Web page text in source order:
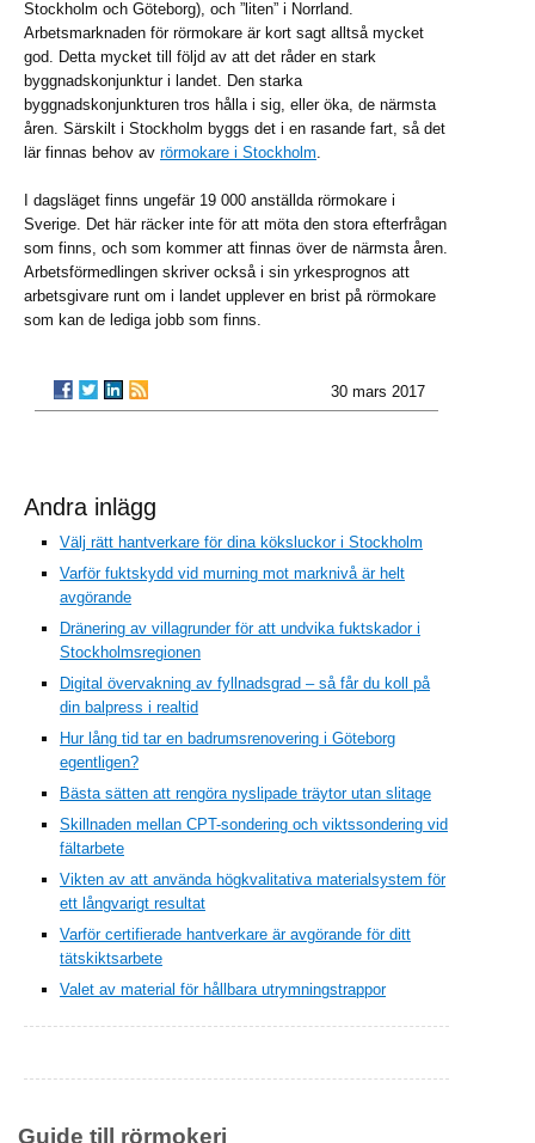
Stockholm och Göteborg), och ”liten” i Norrland.
Arbetsmarknaden för rörmokare är kort sagt alltså mycket
god. Detta mycket till följd av att det råder en stark
byggnadskonjunktur i landet. Den starka
byggnadskonjunkturen tros hålla i sig, eller öka, de närmsta
åren. Särskilt i Stockholm byggs det i en rasande fart, så det
lär finnas behov av rörmokare i Stockholm
I dagsläget finns ungefär 19 000 anställda rörmokare i
Sverige. Det här räcker inte för att möta den stora efterfrågan
som finns, och som kommer att finnas över de närmsta åren.
Arbetsförmedlingen skriver också i sin yrkesprognos att
arbetsgivare runt om i landet upplever en brist på rörmokare
som kan de lediga jobb som finns.
30 mars 2017
Andra inlägg
Välj rätt hantverkare för dina köksluckor i Stockholm
Varför fuktskydd vid murning mot marknivå är helt
avgörande
Dränering av villagrunder för att undvika fuktskador i
Stockholmsregionen
Digital övervakning av fyllnadsgrad – så får du koll på
din balpress i realtid
Hur lång tid tar en badrumsrenovering i Göteborg
egentligen?
Bästa sätten att rengöra nyslipade träytor utan slitage
Skillnaden mellan CPT-sondering och viktssondering vid
fältarbete
Vikten av att använda högkvalitativa materialsystem för
ett långvarigt resultat
Varför certifierade hantverkare är avgörande för ditt
tätskiktsarbete
Valet av material för hållbara utrymningstrappor
Guide till rörmokeri